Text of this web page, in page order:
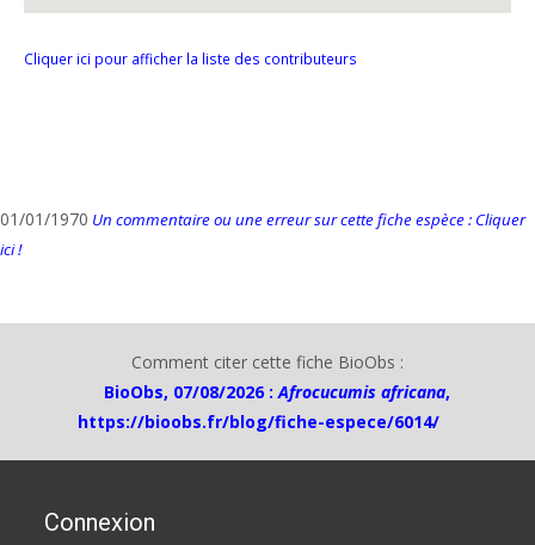
Cliquer ici pour afficher la liste des contributeurs
01/01/1970 Un commentaire ou une erreur sur cette fiche espèce : Cliquer
ici !
Comment citer cette fiche BioObs :
BioObs, 07/08/2026 : Afrocucumis africana,
https://bioobs.fr/blog/fiche-espece/6014/
Connexion